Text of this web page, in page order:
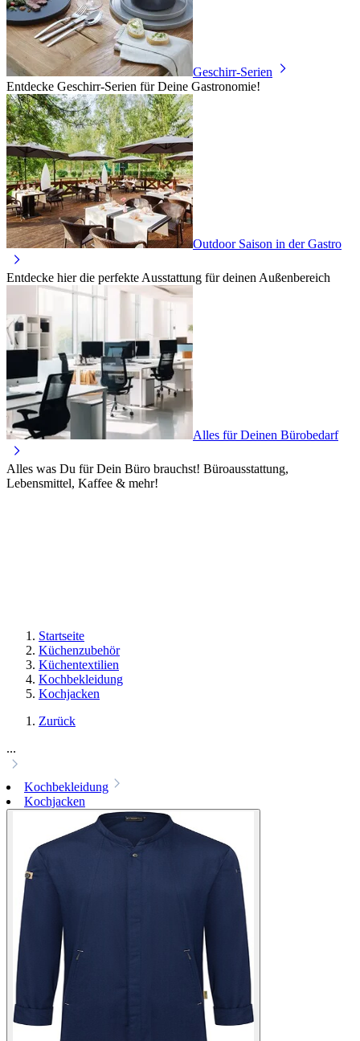
Geschirr-Serien
Entdecke Geschirr-Serien für Deine Gastronomie!
Outdoor Saison in der Gastro
Entdecke hier die perfekte Ausstattung für deinen Außenbereich
Alles für Deinen Bürobedarf
Alles was Du für Dein Büro brauchst! Büroausstattung,
Lebensmittel, Kaffee & mehr!
Startseite
Küchenzubehör
Küchentextilien
Kochbekleidung
Kochjacken
Zurück
...
Kochbekleidung
Kochjacken